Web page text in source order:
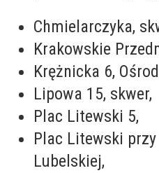
Chmielarczyka,
Krakowskie
Krężnicka 6,
Lipowa 15, skwer,
Plac Litewski 5,
Plac Litewski
Lubelskiej,